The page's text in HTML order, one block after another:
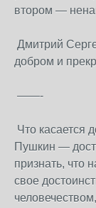
втором —
Дмитрий
добром и
——-
Что касается
Пушкин —
признать, что
свое